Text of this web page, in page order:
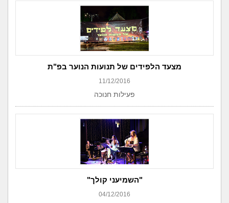
מצעד הלפידים של תנועות הנוער בפ"ת
11/12/2016
פעילות חנוכה
"השמיעני קולך"
04/12/2016